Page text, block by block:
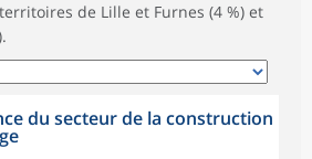
de Lille et Furnes (4 %) et
du secteur de la construction